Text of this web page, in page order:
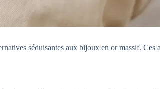
séduisantes aux bijoux en or massif. Ces